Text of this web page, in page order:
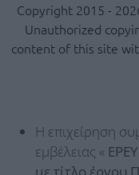
Copyright 2015 -
Unauthorized
content of this site
Η επιχείρηση
εμβέλειας «